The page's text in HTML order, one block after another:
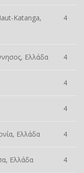
Katanga,
4
Ελλάδα 4
4
4
Ελλάδα 4
Ελλάδα 4